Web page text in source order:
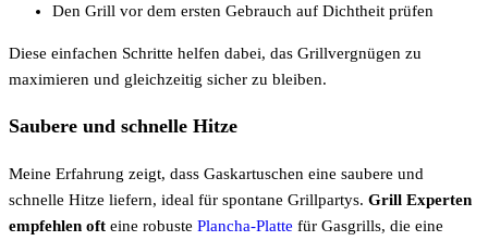
Den Grill vor dem ersten Gebrauch auf Dichtheit prüfen
Diese einfachen Schritte helfen dabei, das Grillvergnügen zu
maximieren und gleichzeitig sicher zu bleiben.
Saubere und schnelle Hitze
Meine Erfahrung zeigt, dass Gaskartuschen eine saubere und
schnelle Hitze liefern, ideal für spontane Grillpartys. Grill Experten
empfehlen oft eine robuste Plancha-Platte für Gasgrills, die eine